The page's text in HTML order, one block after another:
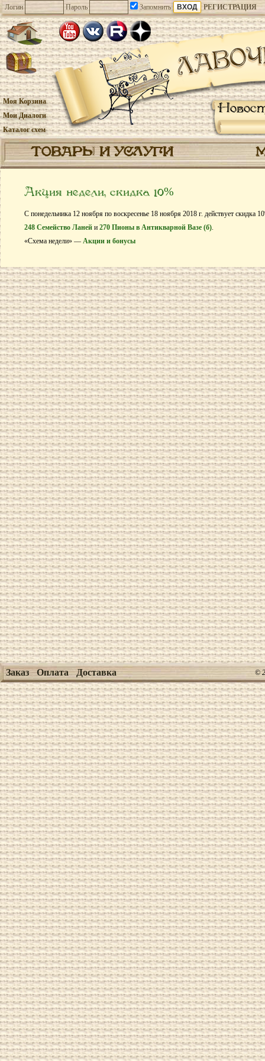
Логин Пароль Запомнить РЕГИСТРАЦИЯ
Моя Корзина
Мои Диалоги
Каталог схем
ТОВАРЫ И УСЛУГИ
Акция недели, скидка 10%
С понедельника 12 ноября по воскресенье 18 ноября 2018 г. действует скидка
248 Семейство Ланей и 270 Пионы в Антикварной Вазе (б).
«Схема недели» — Акции и бонусы
Заказ Оплата Доставка ©